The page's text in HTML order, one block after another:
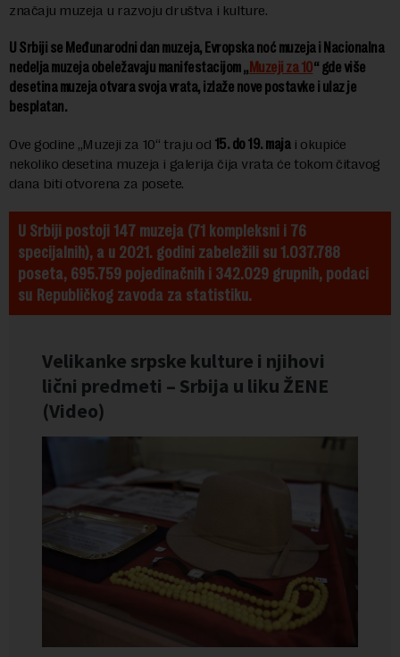
značaju muzeja u razvoju društva i kulture.
U Srbiji se Međunarodni dan muzeja, Evropska noć muzeja i Nacionalna
nedelja muzeja obeležavaju manifestacijom „ Muzeji za 10“ gde više
desetina muzeja otvara svoja vrata, izlaže nove postavke i ulaz je
besplatan.
Ove godine „Muzeji za 10“ traju od 15. do 19. majai okupiće
nekoliko desetina muzeja i galerija čija vrata će tokom čitavog
dana biti otvorena za posete.
U Srbiji postoji 147 muzeja (71 kompleksni i 76
specijalnih), a u 2021. godini zabeležili su 1.037.788
poseta, 695.759 pojedinačnih i 342.029 grupnih, podaci